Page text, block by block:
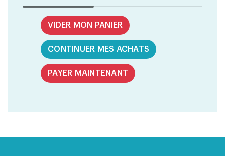
VIDER MON PANIER
CONTINUER MES ACHATS
PAYER MAINTENANT